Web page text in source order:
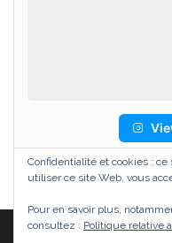
Confidentialité et cookies :
utiliser ce site Web, vous
Pour en savoir plus,
consultez : Politique relative